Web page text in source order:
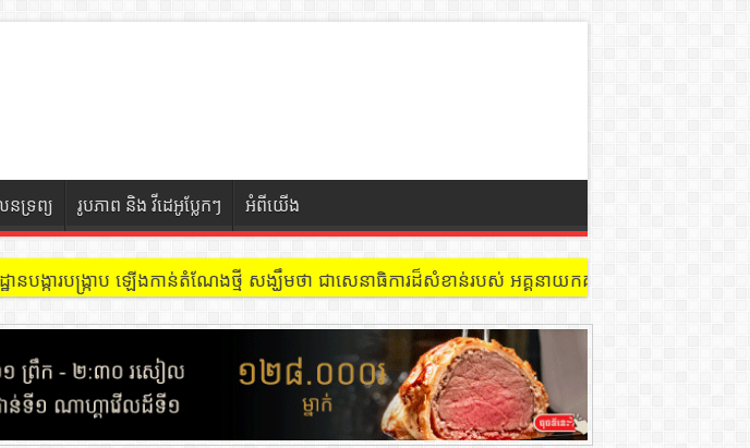
ទ្រព្យ រូបភាព និង វីដេអូប្លែកៗ អំពីយើង
ង្ការបង្ក្រាប ឡើងកាន់តំណែងថ្មី សង្ឃឹមថា ជាសេនាធិការដ៏សំខាន់របស់ អគ្គនាយកគយនិងរដ្ឋាករកម្ពុជា ក្នុង